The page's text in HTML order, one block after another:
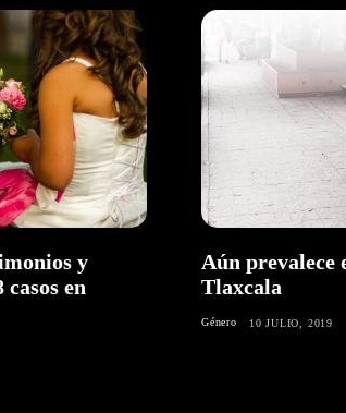
y
en
Aún
Tlaxcala
Género 10 JULIO, 2019